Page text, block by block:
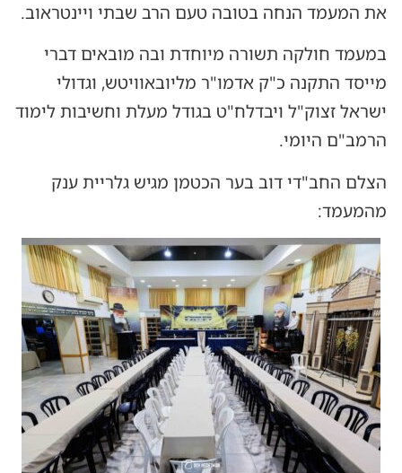
את המעמד הנחה בטובה טעם הרב שבתי ויינטראוב.
במעמד חולקה תשורה מיוחדת ובה מובאים דברי
מייסד התקנה כ"ק אדמו"ר מליובאוויטש, וגדולי
ישראל זצוק"ל ויבדלח"ט בגודל מעלת וחשיבות לימוד
הרמב"ם היומי.
הצלם החב"די דוב בער הכטמן מגיש גלריית ענק
מהמעמד: